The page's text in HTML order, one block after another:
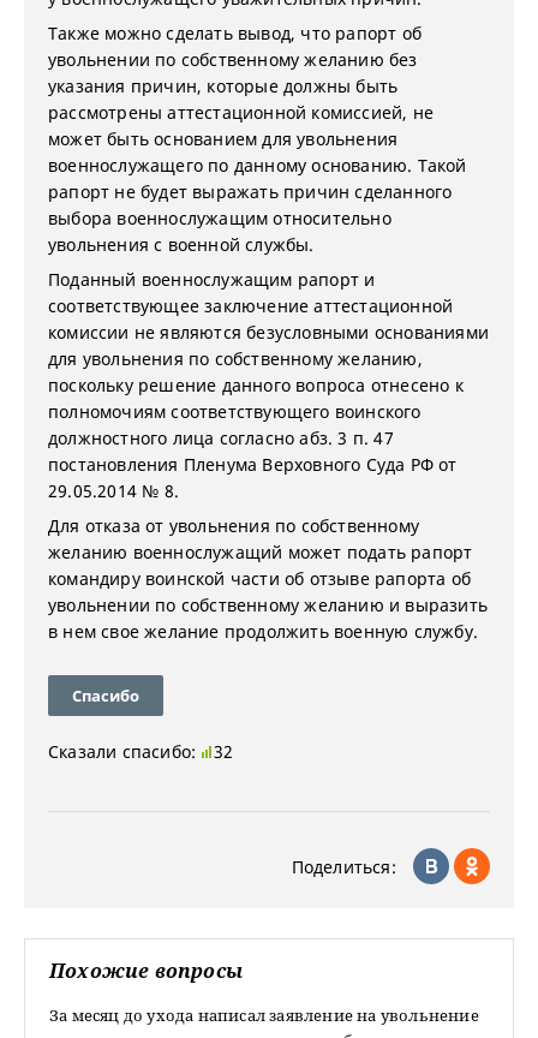
Также можно сделать вывод, что рапорт об
увольнении по собственному желанию без
указания причин, которые должны быть
рассмотрены аттестационной комиссией, не
может быть основанием для увольнения
военнослужащего по данному основанию. Такой
рапорт не будет выражать причин сделанного
выбора военнослужащим относительно
увольнения с военной службы.
Поданный военнослужащим рапорт и
соответствующее заключение аттестационной
комиссии не являются безусловными основаниями
для увольнения по собственному желанию,
поскольку решение данного вопроса отнесено к
полномочиям соответствующего воинского
должностного лица согласно абз. 3 п. 47
постановления Пленума Верховного Суда РФ от
29.05.2014 № 8.
Для отказа от увольнения по собственному
желанию военнослужащий может подать рапорт
командиру воинской части об отзыве рапорта об
увольнении по собственному желанию и выразить
в нем свое желание продолжить военную службу.
Спасибо
Сказали спасибо: 32
Поделиться:
Похожие вопросы
За месяц до ухода написал заявление на увольнение